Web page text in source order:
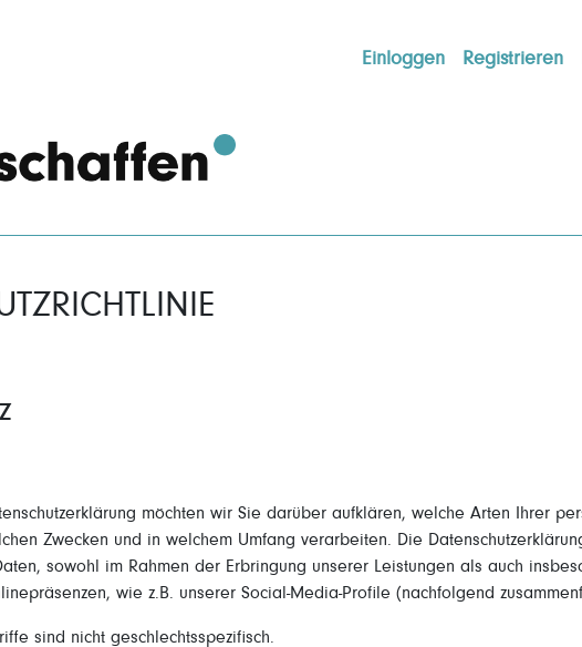
Einloggen Registrieren
möchten wir Sie darüber aufklären, welche Arten Ihrer
Zwecken und in welchem Umfang verarbeiten. Die
sowohl im Rahmen der Erbringung unserer Leistungen als auch
wie z.B. unserer Social-Media-Profile (nachfolgend
sind nicht geschlechtsspezifisch.